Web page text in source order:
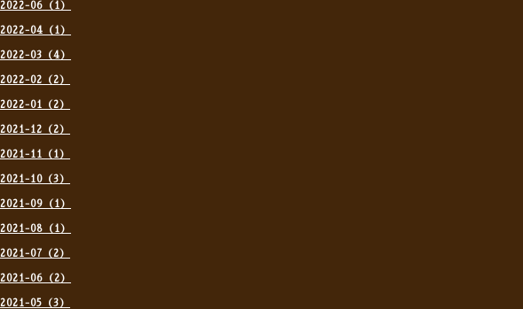
2022-06（1）
2022-04（1）
2022-03（4）
2022-02（2）
2022-01（2）
2021-12（2）
2021-11（1）
2021-10（3）
2021-09（1）
2021-08（1）
2021-07（2）
2021-06（2）
2021-05（3）